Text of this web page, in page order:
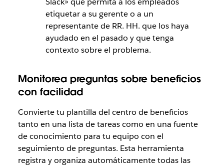
etiquetar a su gerente o a un
representante de RR. HH. que los haya
ayudado en el pasado y que tenga
contexto sobre el problema.
Monitorea preguntas sobre beneficios
con facilidad
Convierte tu plantilla del centro de beneficios
tanto en una lista de tareas como en una fuente
de conocimiento para tu equipo con el
seguimiento de preguntas. Esta herramienta
registra y organiza automáticamente todas las